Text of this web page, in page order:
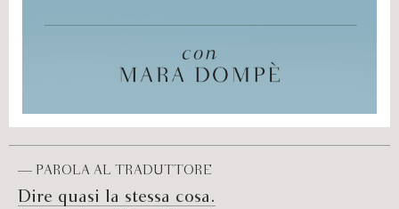
— PAROLA AL TRADUTTORE
Dire quasi la stessa cosa.